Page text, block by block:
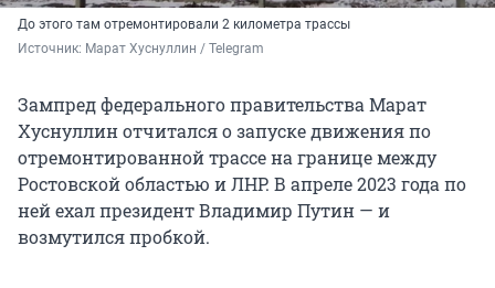
До этого там отремонтировали 2 километра трассы
Источник: Марат Хуснуллин / Telegram
Зампред федерального правительства Марат
Хуснуллин отчитался о запуске движения по
отремонтированной трассе на границе между
Ростовской областью и ЛНР. В апреле 2023 года по
ней ехал президент Владимир Путин — и
возмутился пробкой.